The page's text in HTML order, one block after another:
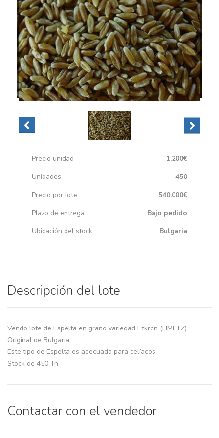
Precio unidad
1.200€
Unidades
450
Precio por lote
540.000€
Plazo de entrega
Bajo pedido
Ubicación del stock
Bulgaria
Descripción del lote
Vendo lote de Espelta en grano variedad Ezkron (LIMETZ)
Original de Bulgaria.
Este tipo de Espelta es adecuada para celíacos
Stock de 450 Tn
Contactar con el vendedor